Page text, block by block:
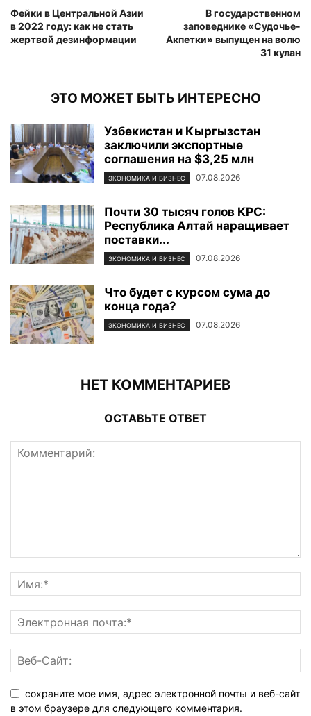
Фейки в Центральной Азии
в 2022 году: как не стать
жертвой дезинформации
В государственном
заповеднике «Судочье-
Акпетки» выпущен на волю
31 кулан
ЭТО МОЖЕТ БЫТЬ ИНТЕРЕСНО
Узбекистан и Кыргызстан
заключили экспортные
соглашения на $3,25 млн
ЭКОНОМИКА И БИЗНЕС 07.08.2026
Почти 30 тысяч голов КРС:
Республика Алтай наращивает
поставки...
ЭКОНОМИКА И БИЗНЕС 07.08.2026
Что будет с курсом сума до
конца года?
ЭКОНОМИКА И БИЗНЕС 07.08.2026
НЕТ КОММЕНТАРИЕВ
ОСТАВЬТЕ ОТВЕТ
сохраните мое имя, адрес электронной почты и веб-сайт
в этом браузере для следующего комментария.